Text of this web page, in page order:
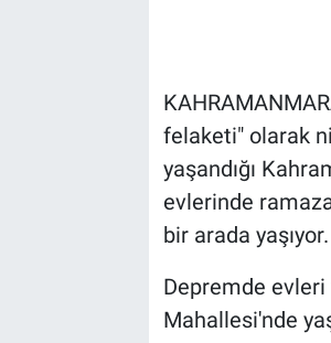
felaketi" olarak
yaşandığı
evlerinde
bir arada yaşıyor.
Depremde evleri
Mahallesi'nde